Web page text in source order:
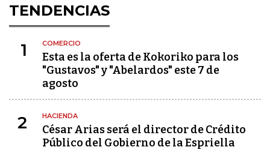
TENDENCIAS
1 COMERCIO
Esta es la oferta de Kokoriko para los
"Gustavos" y "Abelardos" este 7 de
agosto
2 HACIENDA
César Arias será el director de Crédito
Público del Gobierno de la Espriella